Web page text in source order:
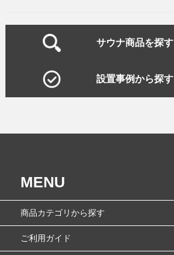
サウナ商品を探す
設置事例から探す
MENU
商品カテゴリから探す
ご利用ガイド